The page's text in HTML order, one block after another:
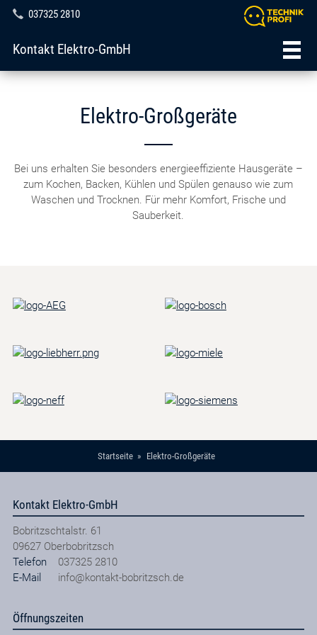
037325 2810
Kontakt Elektro-GmbH
Elektro-Großgeräte
Bei uns erhalten Sie besonders energieeffiziente Hausgeräte –
zum Kochen, Backen, Kühlen und Spülen genauso wie zum
Waschen und Trocknen. Für mehr Komfort, Frische und
Sauberkeit.
Startseite Elektro-Großgeräte
Kontakt Elektro-GmbH
Bobritzschtalstr. 61
09627 Oberbobritzsch
Telefon
037325 2810
E-Mail
info@kontakt-bobritzsch.de
Öffnungszeiten